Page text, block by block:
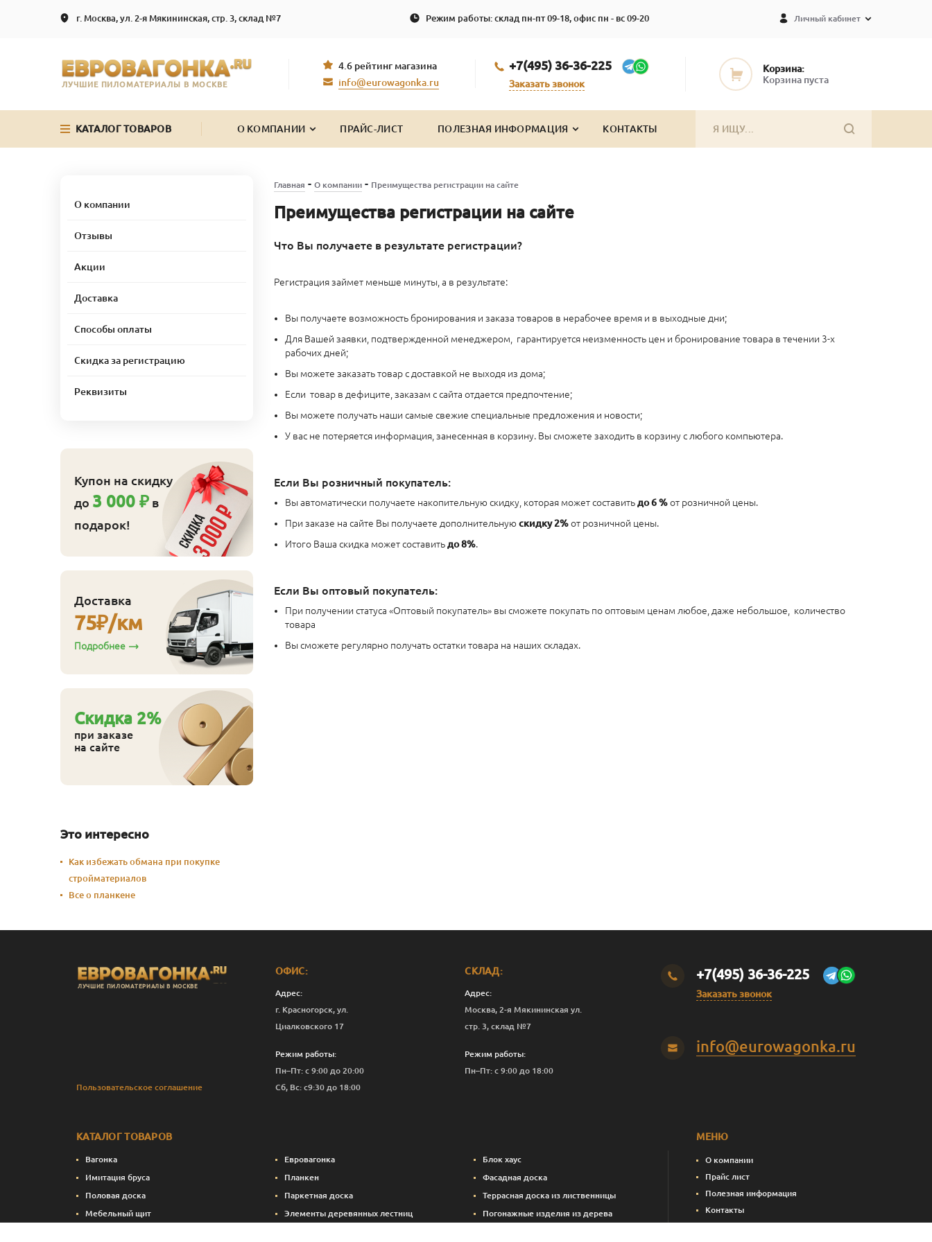
г. Москва, ул. 2-я Мякининская, стр. 3, склад №7 Режим работы: склад пн-пт 09-18, офис пн - вс 09-20 Личный кабинет
ЛУЧШИЕ ПИЛОМАТЕРИАЛЫ В МОСКВЕ
4.6 рейтинг магазина
info@eurowagonka.ru
+7(495) 36-36-225
Заказать звонок
Корзина:
Корзина пуста
КАТАЛОГ ТОВАРОВ О КОМПАНИИ ПРАЙС-ЛИСТ ПОЛЕЗНАЯ ИНФОРМАЦИЯ КОНТАКТЫ
Главная - О компании- Преимущества регистрации на сайте
Преимущества регистрации на сайте
Что Вы получаете в результате регистрации?
Регистрация займет меньше минуты, а в результате:
Вы получаете возможность бронирования и заказа товаров в нерабочее время и в выходные дни;
Для Вашей заявки, подтвержденной менеджером, гарантируется неизменность цен и бронирование товара в течении 3-х
рабочих дней;
Вы можете заказать товар с доставкой не выходя из дома;
Если товар в дефиците, заказам с сайта отдается предпочтение;
Вы можете получать наши самые свежие специальные предложения и новости;
У вас не потеряется информация, занесенная в корзину. Вы сможете заходить в корзину с любого компьютера.
Если Вы розничный покупатель:
Вы автоматически получаете накопительную скидку, которая может составитьдо 6 %от розничной цены.
При заказе на сайте Вы получаете дополнительнуюскидку 2%от розничной цены.
Итого Ваша скидка может составитьдо 8%.
Если Вы оптовый покупатель:
При получении статуса «Оптовый покупатель» вы сможете покупать по оптовым ценам любое, даже небольшое, количество
товара
Вы сможете регулярно получать остатки товара на наших складах.
О компании
Отзывы
Акции
Доставка
Cпособы оплаты
Скидка за регистрацию
Реквизиты
Купон на скидку
до 3 000 ₽ в
подарок!
Доставка
75₽/км
Подробнее
Cкидка 2%
при заказе
на сайте
Это интересно
Как избежать обмана при покупке
стройматериалов
Все о планкене
ЛУЧШИЕ ПИЛОМАТЕРИАЛЫ В МОСКВЕ
Пользовательское соглашение
ОФИС:
Адрес:
г. Красногорск, ул.
Циалковского 17
Режим работы:
Пн–Пт: с 9:00 до 20:00
Сб, Вс: с9:30 до 18:00
СКЛАД:
Адрес:
Москва, 2-я Мякининская ул.
стр. 3, склад №7
Режим работы:
Пн–Пт: с 9:00 до 18:00
+7(495) 36-36-225
Заказать звонок
info@eurowagonka.ru
КАТАЛОГ ТОВАРОВ
Вагонка Евровагонка
Блок хаус
Имитация бруса
Планкен
Фасадная доска
Половая доска
Паркетная доска
Террасная доска из лиственницы
Мебельный щит
Элементы деревянных лестниц
Погонажные изделия из дерева
МЕНЮ
О компании
Прайс лист
Полезная информация
Контакты